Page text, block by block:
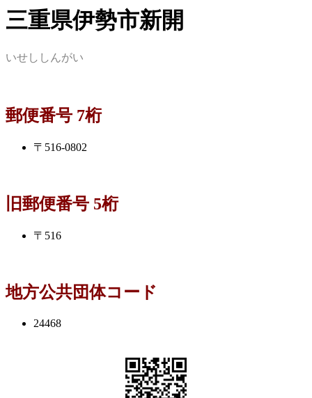
三重県伊勢市新開
いせししんがい
郵便番号 7桁
〒516-0802
旧郵便番号 5桁
〒516
地方公共団体コード
24468